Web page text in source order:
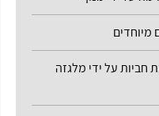
מיוחדים
חביות על ידי מלגזה